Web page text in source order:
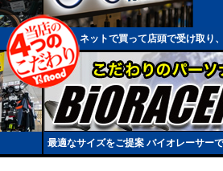
ネットで買って店頭で受け取り
最適なサイズをご提案 バイオレーサー